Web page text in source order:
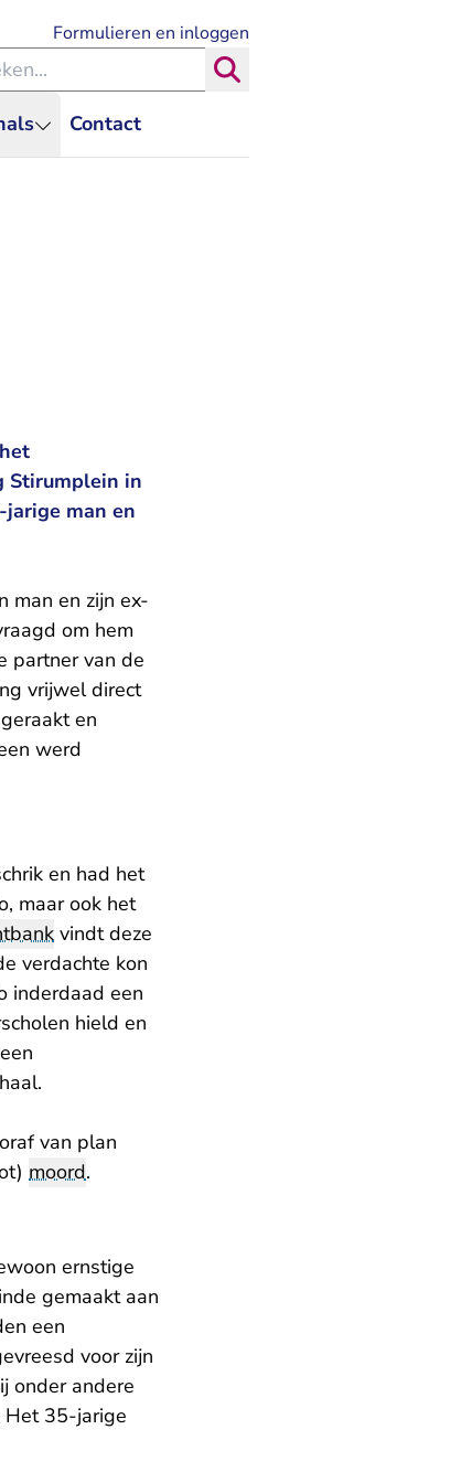
Contact
Formulieren en inloggen
binnen de Rechtspraak
Stirumplein in
man en
man en zijn ex-
om hem
partner van de
vrijwel direct
en
werd
en had het
maar ook het
vindt deze
verdachte kon
inderdaad een
hield en
van plan
moord.
ernstige
gemaakt aan
een
voor zijn
onder andere
Het 35-jarige